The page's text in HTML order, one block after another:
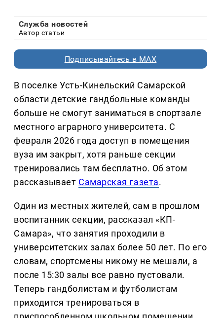
Служба новостей
Автор статьи
Подписывайтесь в MAX
В поселке Усть-Кинельский Самарской
области детские гандбольные команды
больше не смогут заниматься в спортзале
местного аграрного университета. С
февраля 2026 года доступ в помещения
вуза им закрыт, хотя раньше секции
тренировались там бесплатно. Об этом
рассказывает Самарская газета.
Один из местных жителей, сам в прошлом
воспитанник секции, рассказал «КП-
Самара», что занятия проходили в
университетских залах более 50 лет. По его
словам, спортсмены никому не мешали, а
после 15:30 залы все равно пустовали.
Теперь гандболистам и футболистам
приходится тренироваться в